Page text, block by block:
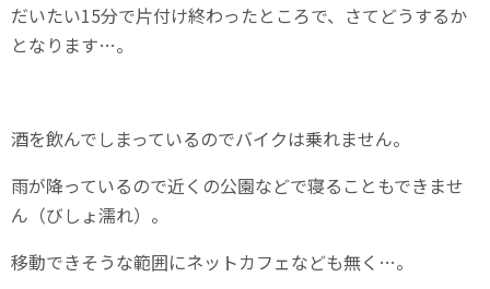
だいたい15分で片付け終わったところで、さてどうするか
となります…。
酒を飲んでしまっているのでバイクは乗れません。
雨が降っているので近くの公園などで寝ることもできませ
ん（びしょ濡れ）。
移動できそうな範囲にネットカフェなども無く…。